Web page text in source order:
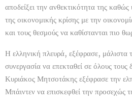
αποδείξει την ανθεκτικότητα της
της οικονομικής κρίσης με την
και τους θεσμούς να καθίστανται πιο
Η ελληνική πλευρά, εξέφρασε, μάλιστα
συνεργασία να επεκταθεί σε όλους τους
Κυριάκος Μητσοτάκης εξέφρασε την
Μπάιντεν να επισκεφθεί την προσεχώς